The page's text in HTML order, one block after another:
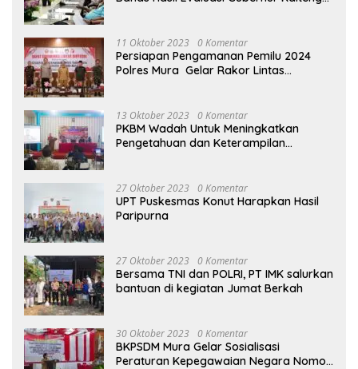
11 Oktober 2023 0 Komentar
Persiapan Pengamanan Pemilu 2024
Polres Mura Gelar Rakor Lintas
13 Oktober 2023 0 Komentar
PKBM Wadah Untuk Meningkatkan
Pengetahuan dan Keterampilan
27 Oktober 2023 0 Komentar
UPT Puskesmas Konut Harapkan Hasil
Paripurna
27 Oktober 2023 0 Komentar
Bersama TNI dan POLRI, PT IMK salurkan
bantuan di kegiatan Jumat Berkah
30 Oktober 2023 0 Komentar
BKPSDM Mura Gelar Sosialisasi
Peraturan Kepegawaian Negara Nomor